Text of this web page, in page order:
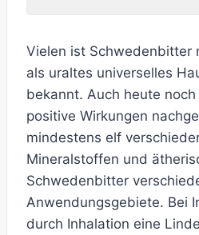
Vielen ist Schwedenbitter
als uraltes universelles
bekannt. Auch heute
positive Wirkungen
mindestens elf
Mineralstoffen und
Schwedenbitter
Anwendungsgebiete. Bei
durch Inhalation eine